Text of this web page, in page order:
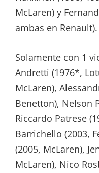
McLaren) y
ambas en Renault).
Solamente con 1
Andretti (1976*,
McLaren),
Benetton), Nelson
Riccardo Patrese
Barrichello (2003,
(2005, McLaren),
McLaren), Nico